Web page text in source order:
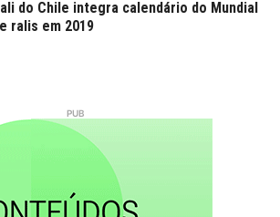
do Chile integra calendário do Mundial
ralis em 2019